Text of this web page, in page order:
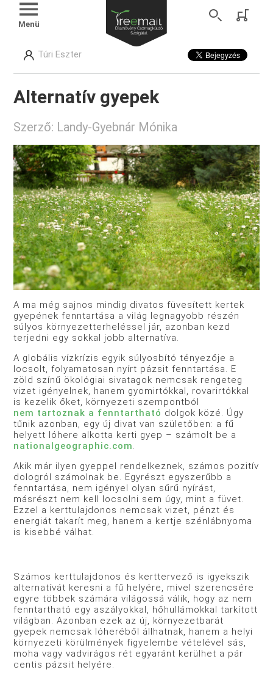
Menü
Túri Eszter
Alternatív gyepek
Szerző: Landy-Gyebnár Mónika
A ma még sajnos mindig divatos füvesített kertek
gyepének fenntartása a világ legnagyobb részén
súlyos környezetterheléssel jár, azonban kezd
terjedni egy sokkal jobb alternatíva.
A globális vízkrízis egyik súlyosbító tényezője a
locsolt, folyamatosan nyírt pázsit fenntartása. E
zöld színű ökológiai sivatagok nemcsak rengeteg
vizet igényelnek, hanem gyomirtókkal, rovarirtókkal
is kezelik őket, környezeti szempontból
nem tartoznak a fenntartható dolgok közé. Úgy
tűnik azonban, egy új divat van születőben: a fű
helyett lóhere alkotta kerti gyep – számolt be a
nationalgeographic.com.
Akik már ilyen gyeppel rendelkeznek, számos pozitív
dologról számolnak be. Egyrészt egyszerűbb a
fenntartása, nem igényel olyan sűrű nyírást,
másrészt nem kell locsolni sem úgy, mint a füvet.
Ezzel a kerttulajdonos nemcsak vizet, pénzt és
energiát takarít meg, hanem a kertje szénlábnyoma
is kisebbé válhat.
Számos kerttulajdonos és kerttervező is igyekszik
alternatívát keresni a fű helyére, mivel szerencsére
egyre többek számára világossá válik, hogy az nem
fenntartható egy aszályokkal, hőhullámokkal tarkított
világban. Azonban ezek az új, környezetbarát
gyepek nemcsak lóheréből állhatnak, hanem a helyi
környezeti körülmények figyelembe vételével sás,
moha vagy vadvirágos rét egyaránt kerülhet a pár
centis pázsit helyére.